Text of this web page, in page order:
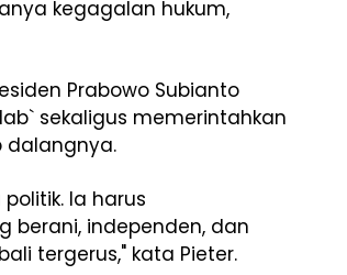
kegagalan hukum,
Prabowo Subianto
sekaligus memerintahkan
dalangnya.
Ia harus
berani, independen, dan
tergerus," kata Pieter.